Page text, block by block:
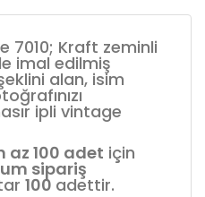
7010; Kraft zeminli
imal edilmiş
alan, isim
ipli vintage
az 100 adet için
sipariş
100 adettir.